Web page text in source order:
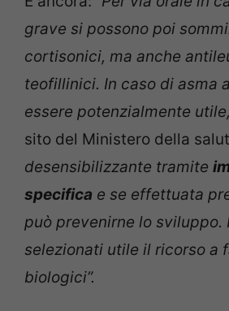
grave si possono poi
cortisonici, ma anche
teofillinici. In caso di asma
essere potenzialmente utile,
sito del Ministero della
desensibilizzante tramite
specifica e se effettuata
può prevenirne lo sviluppo.
selezionati utile il ricorso a
biologici”.